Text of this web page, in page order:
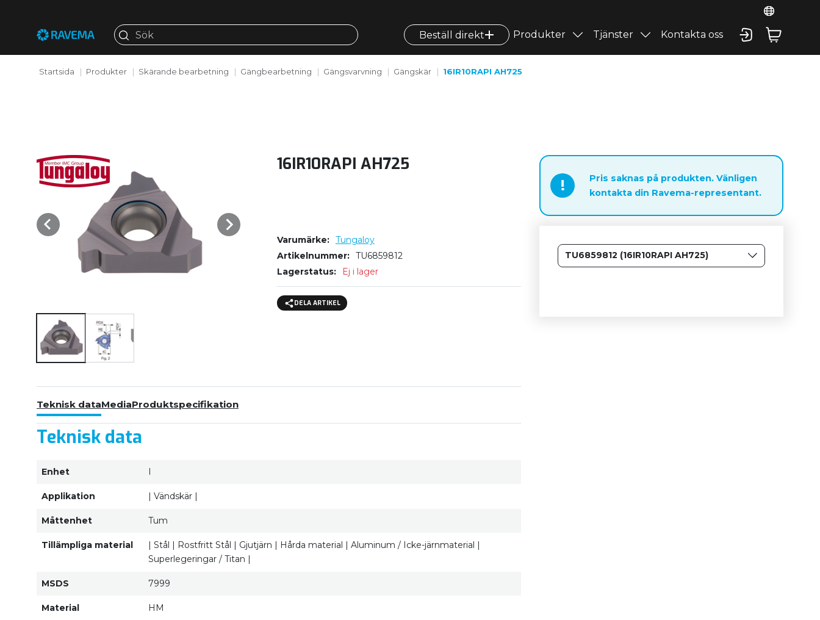
Beställ direkt Produkter Tjänster Kontakta oss
Startsida Produkter Skärande bearbetning Gängbearbetning Gängsvarvning Gängskär 16IR10RAPI AH725
16IR10RAPI AH725
!
Pris saknas på produkten. Vänligen
kontakta din Ravema-representant.
TU6859812 (16IR10RAPI AH725)
Varumärke
Tungaloy
Artikelnummer
TU6859812
Lagerstatus
Ej i lager
DELA ARTIKEL
Teknisk dataMediaProduktspecifikation
Teknisk data
Enhet I
Applikation | Vändskär |
Måttenhet Tum
Tillämpliga material
| Stål | Rostfritt Stål | Gjutjärn | Hårda material | Aluminum / Icke-järnmaterial |
Superlegeringar / Titan |
MSDS 7999
Material HM